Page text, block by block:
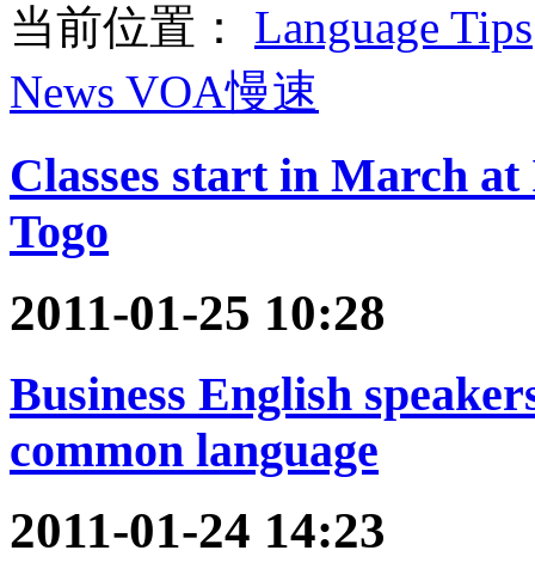
当前位置： Language Tips
News VOA慢速
Classes start in March
Togo
2011-01-25 10:28
Business English
common language
2011-01-24 14:23